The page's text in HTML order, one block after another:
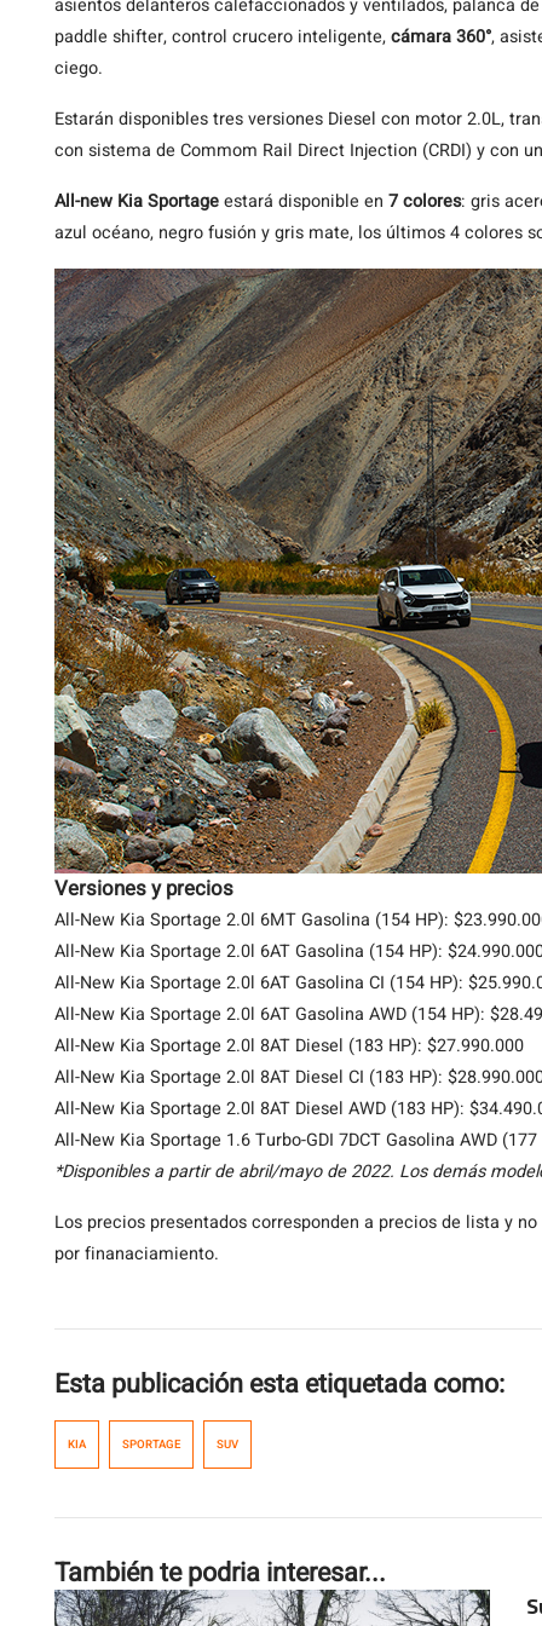
asientos delanteros calefaccionados y ventilados, palanca
paddle shifter, control crucero inteligente,cámara 360°,
ciego.
Estarán disponibles tres versiones Diesel con motor 2.0L,
con sistema de Commom Rail Direct Injection (CRDI) y con
All-new Kia Sportageestará disponible en 7 colores: gris
azul océano, negro fusión y gris mate, los últimos 4 colores
Versiones y precios
All-New Kia Sportage 2.0l 6MT Gasolina (154 HP):
All-New Kia Sportage 2.0l 6ATGasolina (154 HP):
All-New Kia Sportage 2.0l 6ATGasolina CI (154 HP):
All-New Kia Sportage 2.0l 6ATGasolina AWD (154 HP):
All-New Kia Sportage 2.0l 8AT Diesel (183 HP): $27.990.000
All-New Kia Sportage 2.0l 8AT Diesel CI (183 HP):
All-New Kia Sportage 2.0l 8AT Diesel AWD (183 HP):
All-New Kia Sportage 1.6 Turbo-GDI 7DCT Gasolina AWD
*Disponibles a partir de abril/mayo de 2022. Los demás
Los precios presentados corresponden a precios de lista y
por finanaciamiento.
Esta publicación esta etiquetada como:
KIA SPORTAGE SUV
También te podria interesar...